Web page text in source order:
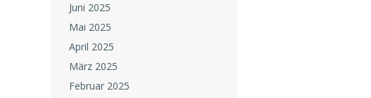
Juni 2025
Mai 2025
April 2025
März 2025
Februar 2025